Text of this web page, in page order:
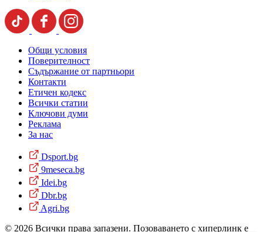
Общи условия
Поверителност
Съдържание от партньори
Контакти
Етичен кодекс
Всички статии
Ключови думи
Реклама
За нас
Dsport.bg
9meseca.bg
Idei.bg
Dbr.bg
Agri.bg
© 2026 Всички права запазени. Позоваването с хиперлинк е